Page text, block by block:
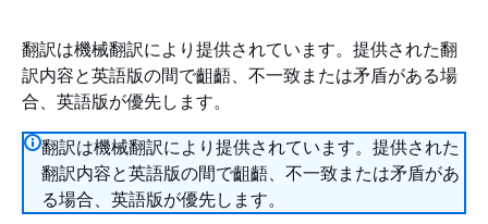
翻訳は機械翻訳により提供されています。提供された翻
訳内容と英語版の間で齟齬、不一致または矛盾がある場
合、英語版が優先します。
翻訳は機械翻訳により提供されています。提供された
翻訳内容と英語版の間で齟齬、不一致または矛盾があ
る場合、英語版が優先します。